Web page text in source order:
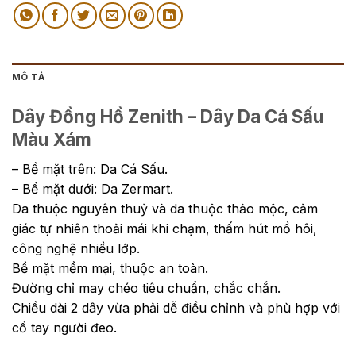
MÔ TẢ
Dây Đồng Hồ Zenith – Dây Da Cá Sấu
Màu Xám
– Bề mặt trên: Da Cá Sấu.
– Bề mặt dưới: Da Zermart.
Da thuộc nguyên thuỷ và da thuộc thảo mộc, cảm
giác tự nhiên thoải mái khi chạm, thấm hút mồ hôi,
công nghệ nhiều lớp.
Bề mặt mềm mại, thuộc an toàn.
Đường chỉ may chéo tiêu chuẩn, chắc chắn.
Chiều dài 2 dây vừa phải dễ điều chỉnh và phù hợp với
cổ tay người đeo.